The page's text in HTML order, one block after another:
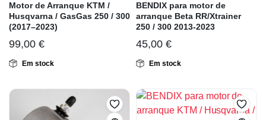
Motor de Arranque KTM /
Husqvarna / GasGas 250 / 300
(2017–2023)
99,00 €
Em stock
BENDIX para motor de
arranque Beta RR/Xtrainer
250 / 300 2013-2023
45,00 €
Em stock